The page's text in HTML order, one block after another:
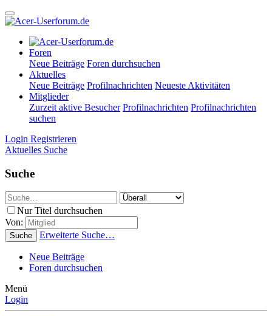
Foren
Neue Beiträge Foren durchsuchen
Aktuelles
Neue Beiträge Profilnachrichten Neueste Aktivitäten
Mitglieder
Zurzeit aktive Besucher Profilnachrichten Profilnachrichten
suchen
Login Registrieren
Aktuelles Suche
Suche
Nur Titel durchsuchen
Von:
Suche Erweiterte Suche…
Neue Beiträge
Foren durchsuchen
Menü
Login